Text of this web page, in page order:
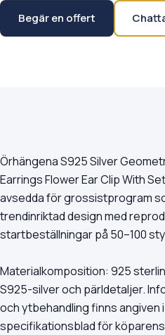
Begär en offert
Örhängena S925 Silver
Earrings Flower Ear Clip With
avsedda för grossistprogram
trendinriktad design med
startbeställningar på 50–100
Materialkomposition: 925
S925-silver och pärldetaljer.
och ytbehandling finns angiven
specifikationsblad för